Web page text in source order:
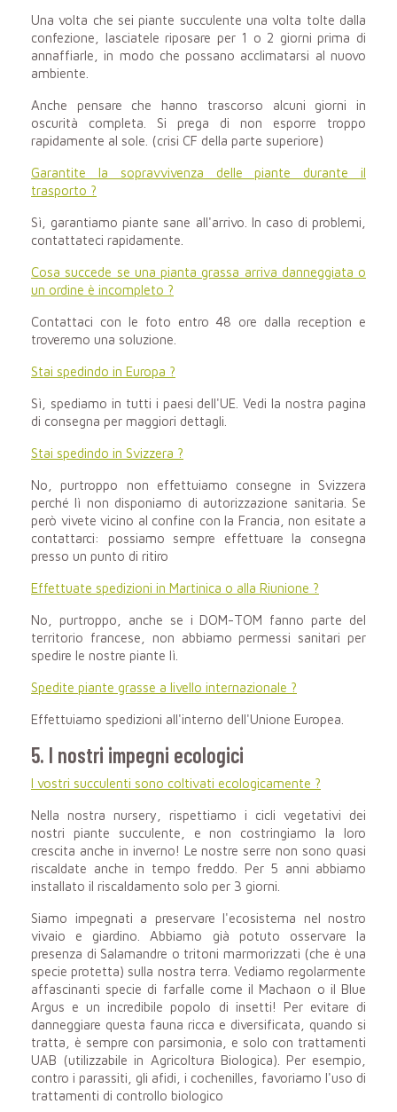
Una volta che sei piante succulente una volta tolte dalla
confezione, lasciatele riposare per 1 o 2 giorni prima di
annaffiarle, in modo che possano acclimatarsi al nuovo
ambiente.
Anche pensare che hanno trascorso alcuni giorni in
oscurità completa. Si prega di non esporre troppo
rapidamente al sole. (crisi CF della parte superiore)
Garantite la sopravvivenza delle piante durante il
trasporto ?
Sì, garantiamo piante sane all'arrivo. In caso di problemi,
contattateci rapidamente.
Cosa succede se una pianta grassa arriva danneggiata o
un ordine è incompleto ?
Contattaci con le foto entro 48 ore dalla reception e
troveremo una soluzione.
Stai spedindo in Europa ?
Sì, spediamo in tutti i paesi dell'UE. Vedi la nostra pagina
di consegna per maggiori dettagli.
Stai spedindo in Svizzera ?
No, purtroppo non effettuiamo consegne in Svizzera
perché lì non disponiamo di autorizzazione sanitaria. Se
però vivete vicino al confine con la Francia, non esitate a
contattarci: possiamo sempre effettuare la consegna
presso un punto di ritiro
Effettuate spedizioni in Martinica o alla Riunione ?
No, purtroppo, anche se i DOM-TOM fanno parte del
territorio francese, non abbiamo permessi sanitari per
spedire le nostre piante lì.
Spedite piante grasse a livello internazionale ?
Effettuiamo spedizioni all'interno dell'Unione Europea.
5. I nostri impegni ecologici
I vostri succulenti sono coltivati ecologicamente ?
Nella nostra nursery, rispettiamo i cicli vegetativi dei
nostri piante succulente , e non costringiamo la loro
crescita anche in inverno! Le nostre serre non sono quasi
riscaldate anche in tempo freddo. Per 5 anni abbiamo
installato il riscaldamento solo per 3 giorni.
Siamo impegnati a preservare l'ecosistema nel nostro
vivaio e giardino. Abbiamo già potuto osservare la
presenza di Salamandre o tritoni marmorizzati (che è una
specie protetta) sulla nostra terra. Vediamo regolarmente
affascinanti specie di farfalle come il Machaon o il Blue
Argus e un incredibile popolo di insetti! Per evitare di
danneggiare questa fauna ricca e diversificata, quando si
tratta, è sempre con parsimonia, e solo con trattamenti
UAB (utilizzabile in Agricoltura Biologica). Per esempio,
contro i parassiti, gli afidi, i cochenilles, favoriamo l'uso di
trattamenti di controllo biologico